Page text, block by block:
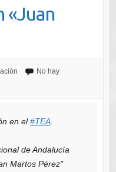
«Juan
No hay
en el#TEA.
de Andalucía
Martos Pérez"